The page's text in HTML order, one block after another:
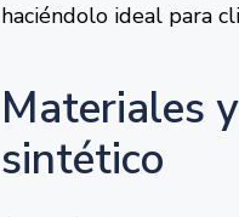
haciéndolo ideal para
Materiales
sintético